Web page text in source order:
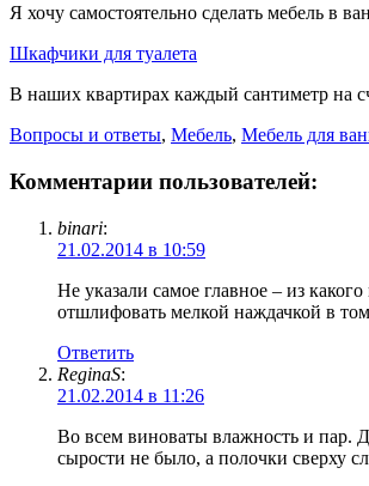
Я хочу самостоятельно сделать мебель в
Шкафчики для туалета
В наших квартирах каждый сантиметр на
Вопросы и ответы, Мебель, Мебель для
Комментарии пользователей:
binari:
21.02.2014 в 10:59
Не указали самое главное – из
отшлифовать мелкой наждачкой в
Ответить
ReginaS:
21.02.2014 в 11:26
Во всем виноваты влажность и пар.
сырости не было, а полочки сверху